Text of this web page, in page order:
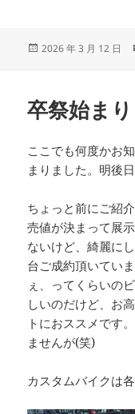
投
2026 年 3 月 12 日
卒祭始ま
ここでも何度かお
まりました。明後
ちょっと前にご紹
売値が決まって展
ないけど、綺麗に
台ご成約頂いてい
ぇ、ってくらいの
しいのだけど、お
トにおススメです
ませんが(笑)
カスタムバイクは